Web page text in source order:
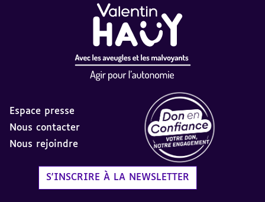
Espace presse
Nous contacter
Nous rejoindre
S'INSCRIRE À LA NEWSLETTER